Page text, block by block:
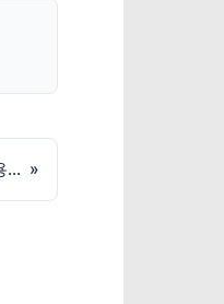
[터키] 내년 1월 15일부터 HES코드가 등록되지 않은 교통카드는 사용불가 »